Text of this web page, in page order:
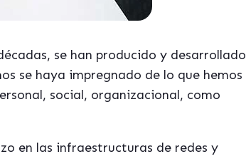
se han producido y desarrollado
se haya impregnado de lo que hemos
social, organizacional, como
en las infraestructuras de redes y